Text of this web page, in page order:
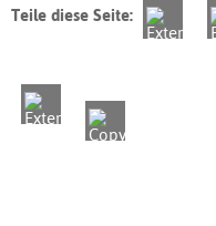
Teile diese Seite: